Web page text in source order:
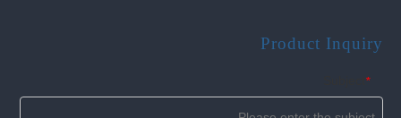
Product Inquiry
*